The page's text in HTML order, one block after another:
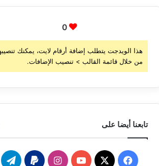
0
هذا الويدجت يتطلب إضافة أرقام لايت، يمكنك
من خلال قائمة القالب > تنصيب الإضافات.
تابعنا أيضا على
فيسبوك
‫X
‫YouTubeانستقرام
‏Paypal